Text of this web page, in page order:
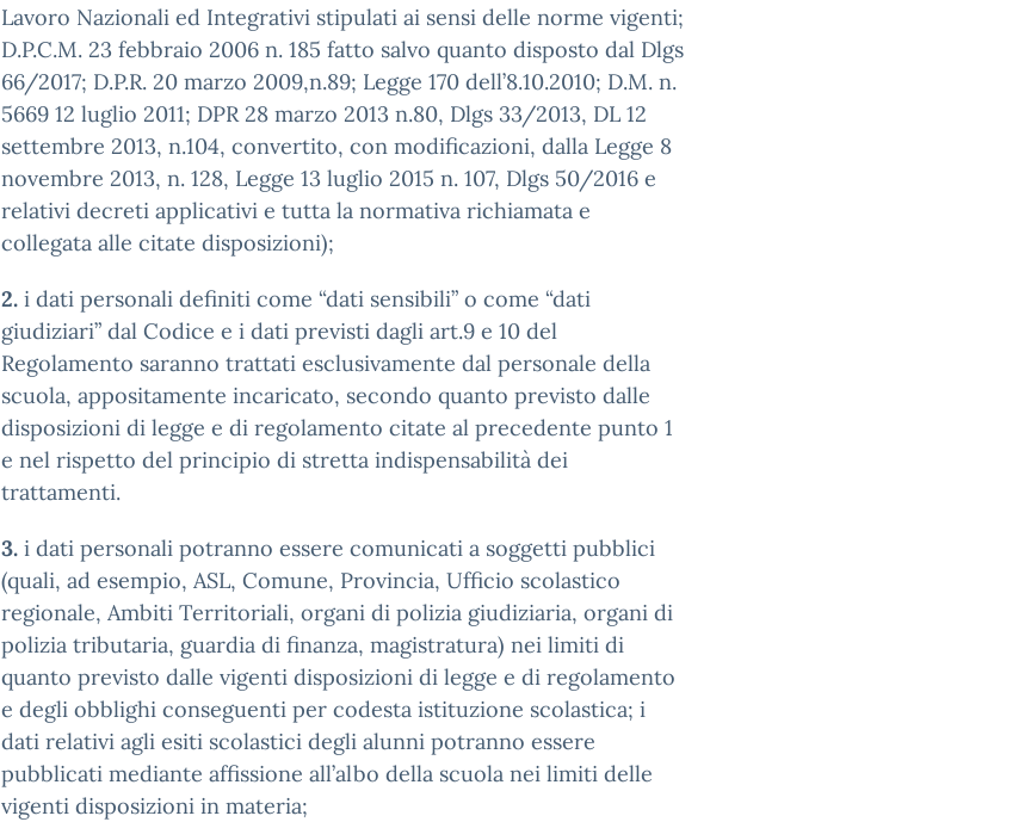
Lavoro Nazionali ed Integrativi stipulati ai sensi delle norme vigenti;
D.P.C.M. 23 febbraio 2006 n. 185 fatto salvo quanto disposto dal Dlgs
66/2017; D.P.R. 20 marzo 2009,n.89; Legge 170 dell’8.10.2010; D.M. n.
5669 12 luglio 2011; DPR 28 marzo 2013 n.80, Dlgs 33/2013, DL 12
settembre 2013, n.104, convertito, con modificazioni, dalla Legge 8
novembre 2013, n. 128, Legge 13 luglio 2015 n. 107, Dlgs 50/2016 e
relativi decreti applicativi e tutta la normativa richiamata e
collegata alle citate disposizioni);
2. i dati personali definiti come “dati sensibili” o come “dati
giudiziari” dal Codice e i dati previsti dagli art.9 e 10 del
Regolamento saranno trattati esclusivamente dal personale della
scuola, appositamente incaricato, secondo quanto previsto dalle
disposizioni di legge e di regolamento citate al precedente punto 1
e nel rispetto del principio di stretta indispensabilità dei
trattamenti.
3. i dati personali potranno essere comunicati a soggetti pubblici
(quali, ad esempio, ASL, Comune, Provincia, Ufficio scolastico
regionale, Ambiti Territoriali, organi di polizia giudiziaria, organi di
polizia tributaria, guardia di finanza, magistratura) nei limiti di
quanto previsto dalle vigenti disposizioni di legge e di regolamento
e degli obblighi conseguenti per codesta istituzione scolastica; i
dati relativi agli esiti scolastici degli alunni potranno essere
pubblicati mediante affissione all’albo della scuola nei limiti delle
vigenti disposizioni in materia;